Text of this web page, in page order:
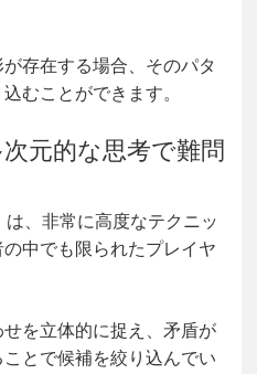
存在する場合、そのパタ
むことができます。
元的な思考で難問
、非常に高度なテクニッ
中でも限られたプレイヤ
を立体的に捉え、矛盾が
とで候補を絞り込んでい